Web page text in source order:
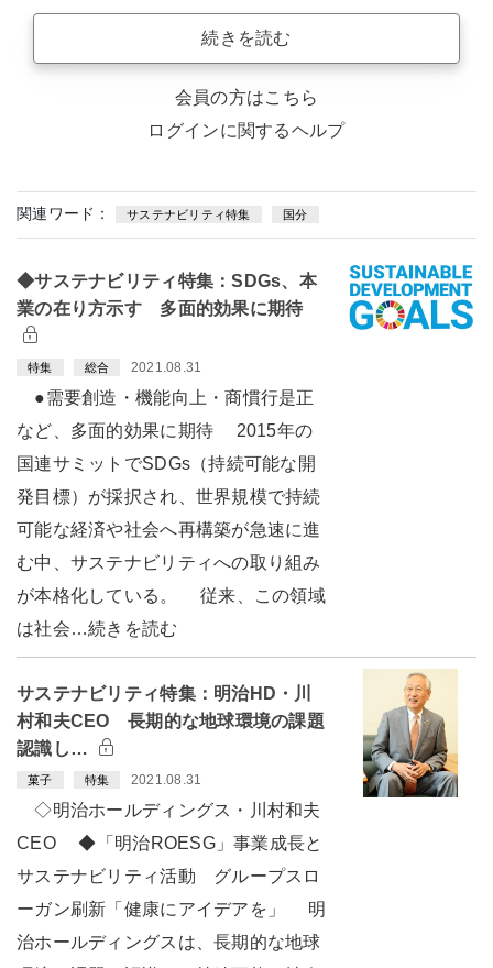
続きを読む
会員の方はこちら
ログインに関するヘルプ
関連ワード： サステナビリティ特集 国分
◆サステナビリティ特集：SDGs、本
業の在り方示す 多面的効果に期待
特集 総合 2021.08.31
●需要創造・機能向上・商慣行是正
など、多面的効果に期待 2015年の
国連サミットでSDGs（持続可能な開
発目標）が採択され、世界規模で持続
可能な経済や社会へ再構築が急速に進
む中、サステナビリティへの取り組み
が本格化している。 従来、この領域
は社会…続きを読む
サステナビリティ特集：明治HD・川
村和夫CEO 長期的な地球環境の課題
認識し…
菓子 特集 2021.08.31
◇明治ホールディングス・川村和夫
CEO ◆「明治ROESG」事業成長と
サステナビリティ活動 グループスロ
ーガン刷新「健康にアイデアを」 明
治ホールディングスは、長期的な地球